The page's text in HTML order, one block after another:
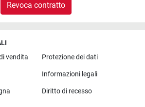
Revoca contratto
vendita
Protezione dei dati
Informazioni legali
Diritto di recesso